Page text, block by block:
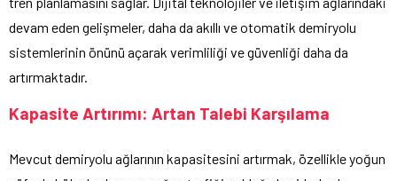
devam eden gelişmeler, daha da akıllı ve otomatik demiryolu
sistemlerinin önünü açarak verimliliği ve güvenliği daha da
artırmaktadır.
Kapasite Artırımı: Artan Talebi Karşılama
Mevcut demiryolu ağlarının kapasitesini artırmak, özellikle yoğun